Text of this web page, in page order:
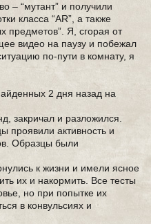
– “мутант” и получили
класса “AR”, а также
предметов”. Я, сгорая от
видео на паузу и побежал
по-пути в комнату, я
2 дня назад на
закричал и разложился.
проявили активность и
Образцы были
к жизни и имели ясное
их и накормить. Все тесты
но при попытке их
в конвульсиях и